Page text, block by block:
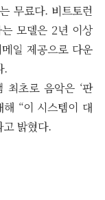
무료다. 비트토런
모델은 2년 이상
일 제공으로 다운
.
최초로 음악은 ‘판
“이 시스템이 대
밝혔다.